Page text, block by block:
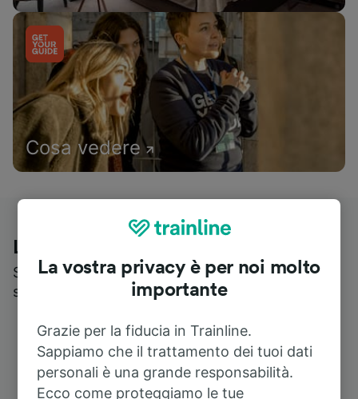
Cosa vedere
Le recensioni dei nostri viaggiatori
Scopri cosa pensa realmente chi utilizza i nostri
servizi
La vostra privacy è per noi molto
importante
Grazie per la fiducia in Trainline.
Sappiamo che il trattamento dei tuoi dati
personali è una grande responsabilità.
Ecco come proteggiamo le tue